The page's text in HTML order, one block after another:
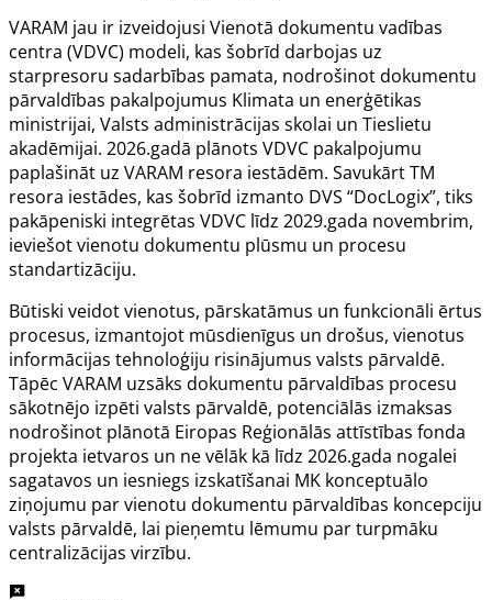
VARAM jau ir izveidojusi Vienotā dokumentu vadības
centra (VDVC) modeli, kas šobrīd darbojas uz
starpresoru sadarbības pamata, nodrošinot dokumentu
pārvaldības pakalpojumus Klimata un enerģētikas
ministrijai, Valsts administrācijas skolai un Tieslietu
akadēmijai. 2026.gadā plānots VDVC pakalpojumu
paplašināt uz VARAM resora iestādēm. Savukārt TM
resora iestādes, kas šobrīd izmanto DVS “DocLogix”, tiks
pakāpeniski integrētas VDVC līdz 2029.gada novembrim,
ieviešot vienotu dokumentu plūsmu un procesu
standartizāciju.
Būtiski veidot vienotus, pārskatāmus un funkcionāli ērtus
procesus, izmantojot mūsdienīgus un drošus, vienotus
informācijas tehnoloģiju risinājumus valsts pārvaldē.
Tāpēc VARAM uzsāks dokumentu pārvaldības procesu
sākotnējo izpēti valsts pārvaldē, potenciālās izmaksas
nodrošinot plānotā Eiropas Reģionālās attīstības fonda
projekta ietvaros un ne vēlāk kā līdz 2026.gada nogalei
sagatavos un iesniegs izskatīšanai MK konceptuālo
ziņojumu par vienotu dokumentu pārvaldības koncepciju
valsts pārvaldē, lai pieņemtu lēmumu par turpmāku
centralizācijas virzību.